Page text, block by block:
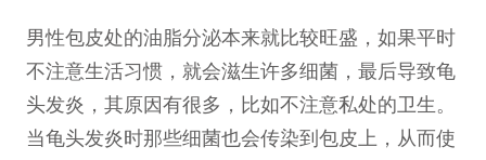
男性包皮处的油脂分泌本来就比较旺盛，如果平时
不注意生活习惯，就会滋生许多细菌，最后导致龟
头发炎，其原因有很多，比如不注意私处的卫生。
当龟头发炎时那些细菌也会传染到包皮上，从而使